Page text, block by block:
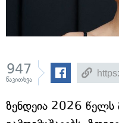
947
წაკითხვა
ზენდეია 2026 წელს